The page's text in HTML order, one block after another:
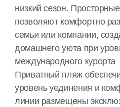
низкий сезон.
позволяют комфортно
семьи или компании,
домашнего уюта при
международного курорта
Приватный пляж
уровень уединения и
линии размещены